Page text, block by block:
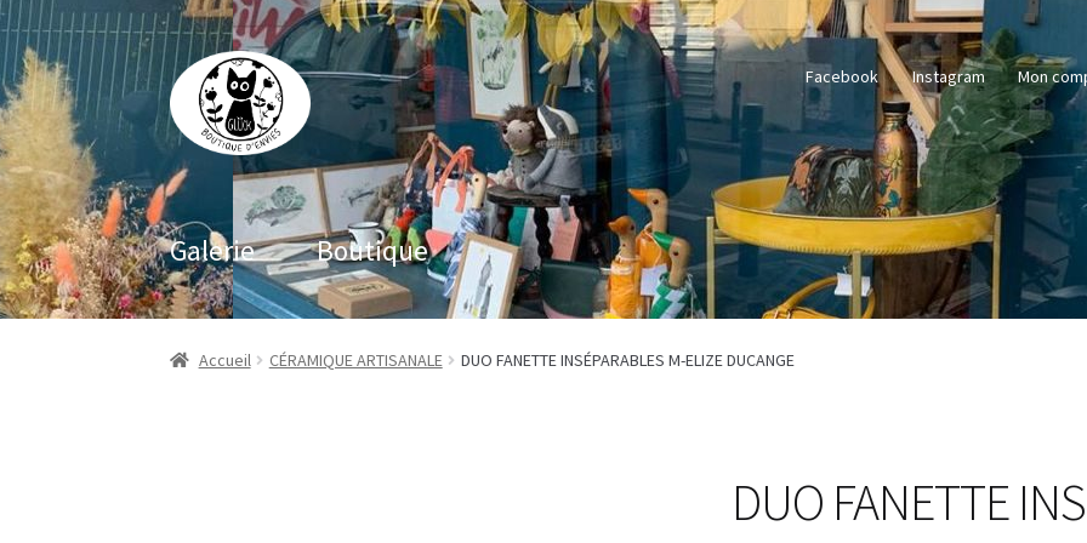
Aller
à
la
navigation
Aller
au
contenu
Facebook Instagram Mon
Galerie Boutique
Accueil CÉRAMIQUE ARTISANALE DUO FANETTE INSÉPARABLES M-ELIZE DUCANGE
DUO FANETTE